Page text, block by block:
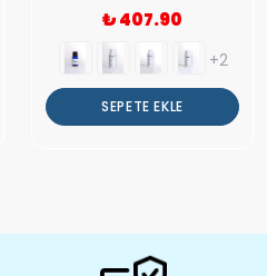
₺ 407.90
+2
SEPETE EKLE